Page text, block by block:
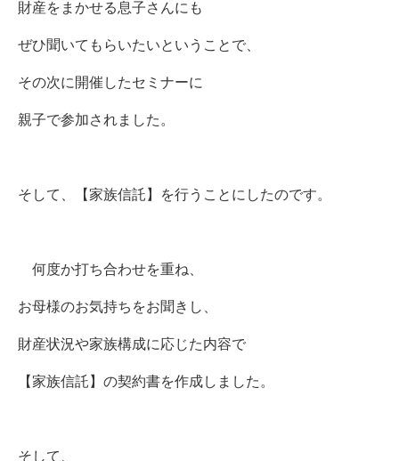
財産をまかせる息子さんにも
ぜひ聞いてもらいたいということで、
その次に開催したセミナーに
親子で参加されました。
そして、【家族信託】を行うことにしたのです。
何度か打ち合わせを重ね、
お母様のお気持ちをお聞きし、
財産状況や家族構成に応じた内容で
【家族信託】の契約書を作成しました。
そして、